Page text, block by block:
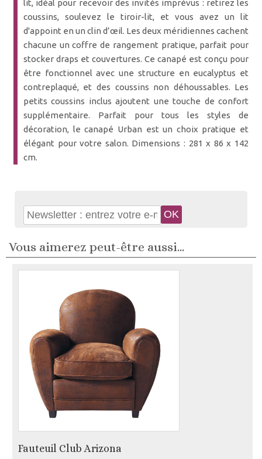
lit, idéal pour recevoir des invités imprévus : retirez les
coussins, soulevez le tiroir-lit, et vous avez un lit
d'appoint en un clin d’œil. Les deux méridiennes cachent
chacune un coffre de rangement pratique, parfait pour
stocker draps et couvertures. Ce canapé est conçu pour
être fonctionnel avec une structure en eucalyptus et
contreplaqué, et des coussins non déhoussables. Les
petits coussins inclus ajoutent une touche de confort
supplémentaire. Parfait pour tous les styles de
décoration, le canapé Urban est un choix pratique et
élégant pour votre salon. Dimensions : 281 x 86 x 142
cm.
Vous aimerez peut-être aussi...
Fauteuil Club Arizona